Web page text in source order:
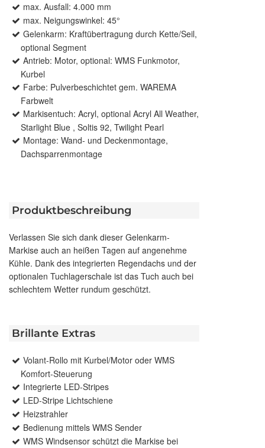
max. Ausfall: 4.000 mm
max. Neigungswinkel: 45°
Gelenkarm: Kraftübertragung durch Kette/Seil,
optional Segment
Antrieb: Motor, optional: WMS Funkmotor,
Kurbel
Farbe: Pulverbeschichtet gem. WAREMA
Farbwelt
Markisentuch: Acryl, optional Acryl All Weather,
Starlight Blue , Soltis 92, Twilight Pearl
Montage: Wand- und Deckenmontage,
Dachsparrenmontage
Produktbeschreibung
Verlassen Sie sich dank dieser Gelenkarm-
Markise auch an heißen Tagen auf angenehme
Kühle. Dank des integrierten Regendachs und der
optionalen Tuchlagerschale ist das Tuch auch bei
schlechtem Wetter rundum geschützt.
Brillante Extras
Volant-Rollo mit Kurbel/Motor oder WMS
Komfort-Steuerung
Integrierte LED-Stripes
LED-Stripe Lichtschiene
Heizstrahler
Bedienung mittels WMS Sender
WMS Windsensor schützt die Markise bei